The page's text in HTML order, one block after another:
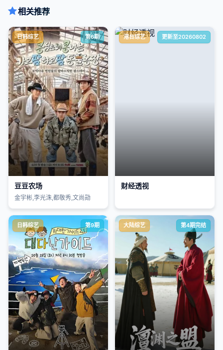
相关推荐
日韩综艺 第6期
豆豆农场
金宇彬,李光洙,都敬秀,文尚勋
港台综艺 更新至20260802
财经透视
日韩综艺 第9期 大陆综艺 第4期完结